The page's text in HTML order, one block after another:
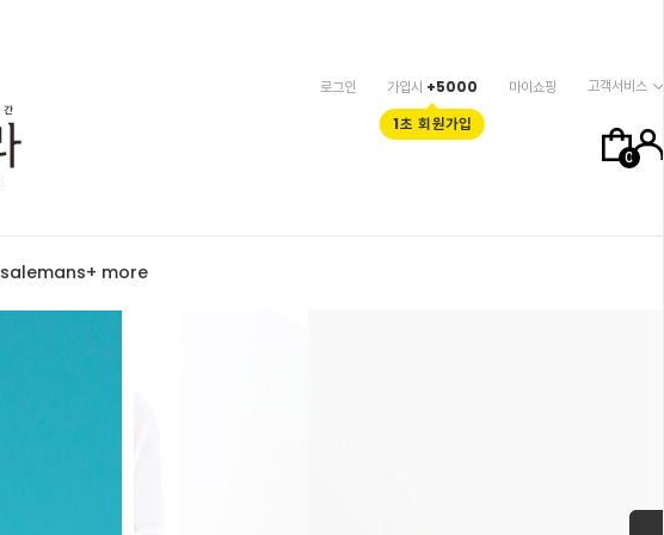
0
로그인 가입시 +5000
1초 회원가입
마이쇼핑 고객서비스
salemans+ more